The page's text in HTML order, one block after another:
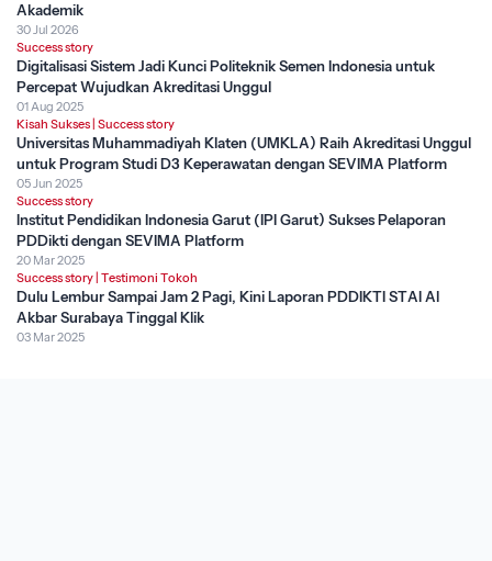
Akademik
30 Jul 2026
Success story
Digitalisasi Sistem Jadi Kunci Politeknik Semen Indonesia untuk
Percepat Wujudkan Akreditasi Unggul
01 Aug 2025
Kisah Sukses Success story
Universitas Muhammadiyah Klaten (UMKLA) Raih Akreditasi Unggul
untuk Program Studi D3 Keperawatan dengan SEVIMA Platform
05 Jun 2025
Success story
Institut Pendidikan Indonesia Garut (IPI Garut) Sukses Pelaporan
PDDikti dengan SEVIMA Platform
20 Mar 2025
Success story Testimoni Tokoh
Dulu Lembur Sampai Jam 2 Pagi, Kini Laporan PDDIKTI STAI Al
Akbar Surabaya Tinggal Klik
03 Mar 2025